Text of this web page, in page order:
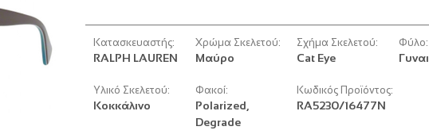
Κατασκευαστής:
RALPH LAUREN
Χρώμα Σκελετού:
Μαύρο
Σχήμα Σκελετού:
Cat Eye
Φύλο:
Υλικό Σκελετού:
Κοκκάλινο
Φακοί:
Polarized,
Degrade
Κωδικός Προϊόντος:
RA5230/16477N